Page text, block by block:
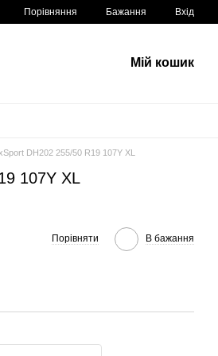
Порівняння Бажання Вхід
Мій кошик
DH202 255/50 R19 107Y XL
107Y XL
Порівняти В бажання